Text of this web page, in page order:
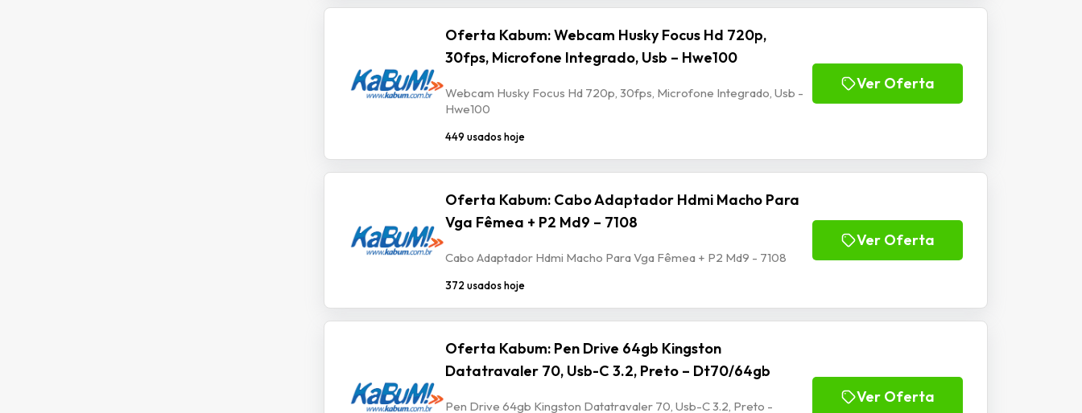
Oferta Kabum: Webcam Husky Focus Hd 720p,
30fps, Microfone Integrado, Usb – Hwe100
Webcam Husky Focus Hd 720p, 30fps, Microfone Integrado, Usb -
Hwe100
449 usados hoje
Ver Oferta
Oferta Kabum: Cabo Adaptador Hdmi Macho Para
Vga Fêmea + P2 Md9 – 7108
Cabo Adaptador Hdmi Macho Para Vga Fêmea + P2 Md9 - 7108
372 usados hoje
Ver Oferta
Oferta Kabum: Pen Drive 64gb Kingston
Datatravaler 70, Usb-C 3.2, Preto – Dt70/64gb
Pen Drive 64gb Kingston Datatravaler 70, Usb-C 3.2, Preto -
Ver Oferta